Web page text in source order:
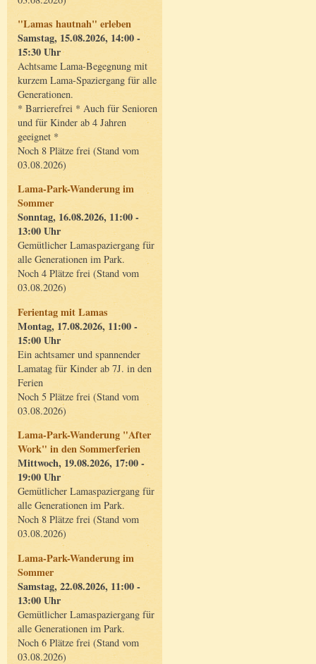
"Lamas hautnah" erleben
Samstag, 15.08.2026, 14:00 -
15:30 Uhr
Achtsame Lama-Begegnung mit
kurzem Lama-Spaziergang für alle
Generationen.
* Barrierefrei * Auch für Senioren
und für Kinder ab 4 Jahren
geeignet *
Noch 8 Plätze frei (Stand vom
03.08.2026)
Lama-Park-Wanderung im
Sommer
Sonntag, 16.08.2026, 11:00 -
13:00 Uhr
Gemütlicher Lamaspaziergang für
alle Generationen im Park.
Noch 4 Plätze frei (Stand vom
03.08.2026)
Ferientag mit Lamas
Montag, 17.08.2026, 11:00 -
15:00 Uhr
Ein achtsamer und spannender
Lamatag für Kinder ab 7J. in den
Ferien
Noch 5 Plätze frei (Stand vom
03.08.2026)
Lama-Park-Wanderung "After
Work" in den Sommerferien
Mittwoch, 19.08.2026, 17:00 -
19:00 Uhr
Gemütlicher Lamaspaziergang für
alle Generationen im Park.
Noch 8 Plätze frei (Stand vom
03.08.2026)
Lama-Park-Wanderung im
Sommer
Samstag, 22.08.2026, 11:00 -
13:00 Uhr
Gemütlicher Lamaspaziergang für
alle Generationen im Park.
Noch 6 Plätze frei (Stand vom
03.08.2026)